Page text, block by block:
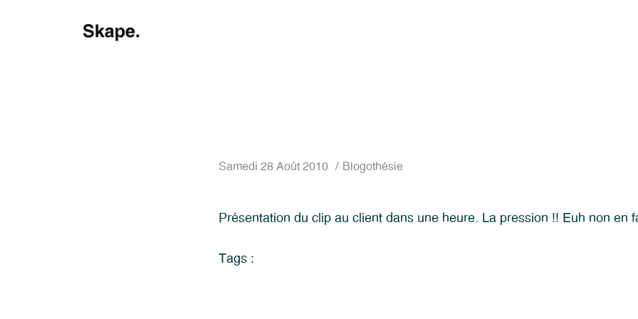
Samedi 28 Août 2010 Blogothésie
Présentation du clip au client dans une heure. La pression !! Euh non en
Tags :